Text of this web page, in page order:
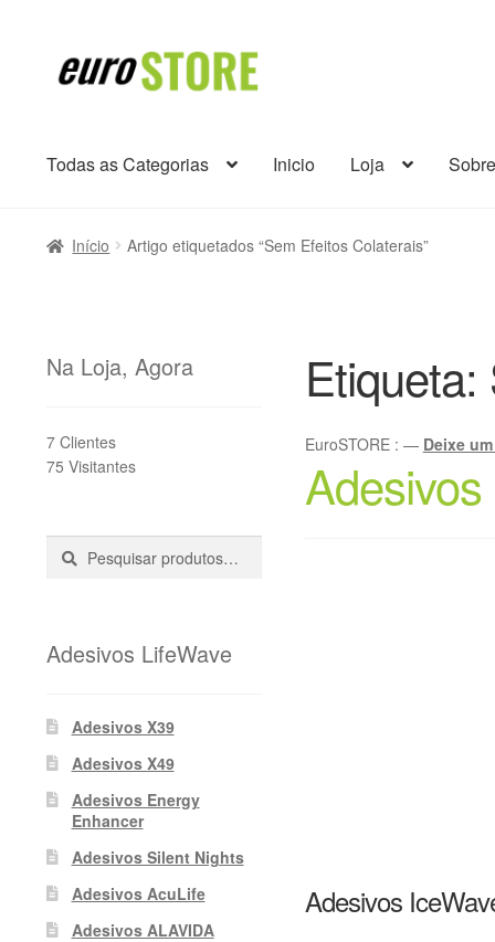
para
Saltar
para
Todas as Categorias
Inicio Loja
Início Artigo etiquetados “Sem Efeitos Colaterais”
Etiqueta:
EuroSTORE : — Deixe
Adesivos
Na Loja, Agora
7 Clientes
75 Visitantes
Pesquisar
Pesquisa
Adesivos LifeWave
Adesivos X39
Adesivos X49
Adesivos Energy
Enhancer
Adesivos Silent Nights
Adesivos AcuLife
Adesivos ALAVIDA